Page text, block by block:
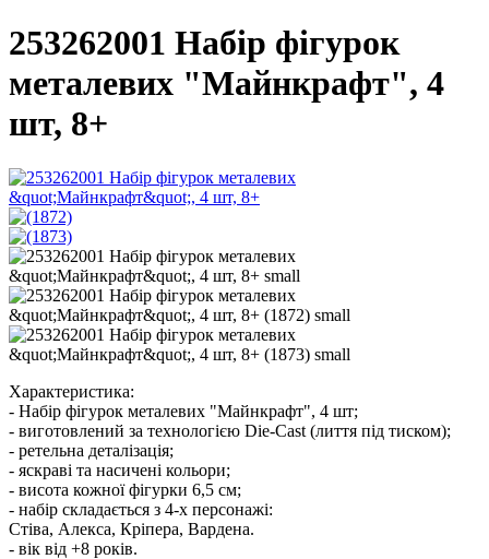
253262001 Набір фігурок
металевих "Майнкрафт", 4
шт, 8+
Характеристика:
- Набір фігурок металевих "Майнкрафт", 4 шт;
- виготовлений за технологією Die-Cast (лиття під тиском);
- ретельна деталізація;
- яскраві та насичені кольори;
- висота кожної фігурки 6,5 см;
- набір складається з 4-х персонажі:
Стіва, Алекса, Кріпера, Вардена.
- вік від +8 років.